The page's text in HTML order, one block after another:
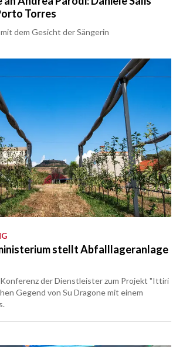
Torres
dem Gesicht der Sängerin
stellt Abfalllageranlage
der Dienstleister zum Projekt "Ittiri
Gegend von Su Dragone mit einem